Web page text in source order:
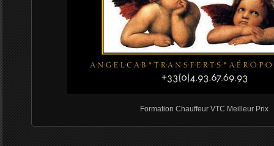
Formation Chauffeur VTC Meilleur Prix